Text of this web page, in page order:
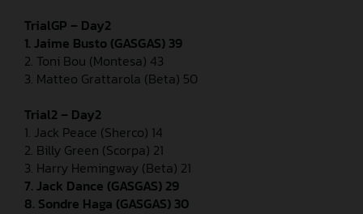
TrialGP – Day2
1. Jaime Busto (GASGAS) 39
2. Toni Bou (Montesa) 43
3. Matteo Grattarola (Beta) 50
Trial2 – Day2
1. Jack Peace (Sherco) 14
2. Billy Green (Scorpa) 21
3. Harry Hemingway (Beta) 21
7. Jack Dance (GASGAS) 29
8. Sondre Haga (GASGAS) 30